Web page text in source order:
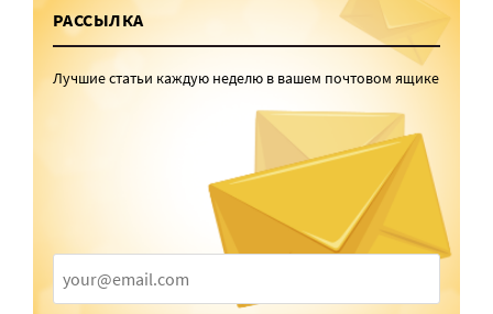
РАССЫЛКА
Лучшие статьи каждую неделю в вашем почтовом ящике